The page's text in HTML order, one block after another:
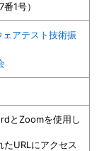
1号）
アテスト技術振
とZoomを使用し
URLにアクセス